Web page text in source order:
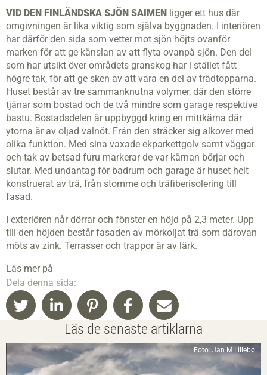
VID DEN FINLÄNDSKA SJÖN SAIMEN
ligger ett hus där
omgivningen är lika viktig som själva byggnaden. I interiören
har därför den sida som vetter mot sjön höjts ovanför
marken för att ge känslan av att flyta ovanpå sjön. Den del
som har utsikt över områdets granskog har i stället fått
högre tak, för att ge sken av att vara en del av trädtopparna.
Huset består av tre sammanknutna volymer, där den större
tjänar som bostad och de två mindre som garage respektive
bastu. Bostadsdelen är uppbyggd kring en mittkärna där
ytorna är av oljad valnöt. Från den sträcker sig alkover med
olika funktion. Med sina vaxade ekparkettgolv samt väggar
och tak av betsad furu markerar de var kärnan börjar och
slutar. Med undantag för badrum och garage är huset helt
konstruerat av trä, från stomme och träfiberisolering till
fasad.
I exteriören når dörrar och fönster en höjd på 2,3 meter. Upp
till den höjden består fasaden av mörkoljat trä som därovan
möts av zink. Terrasser och trappor är av lärk.
Läs mer på
Dela denna sida:
Läs de senaste artiklarna
Foto: Jan M Lillebø